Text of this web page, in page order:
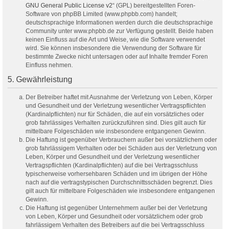
GNU General Public License v2“ (GPL) bereitgestellten Foren-
Software von phpBB Limited (www.phpbb.com) handelt;
deutschsprachige Informationen werden durch die deutschsprachige
Community unter www.phpbb.de zur Verfügung gestellt. Beide haben
keinen Einfluss auf die Art und Weise, wie die Software verwendet
wird. Sie können insbesondere die Verwendung der Software für
bestimmte Zwecke nicht untersagen oder auf Inhalte fremder Foren
Einfluss nehmen.
5. Gewährleistung
Der Betreiber haftet mit Ausnahme der Verletzung von Leben, Körper
und Gesundheit und der Verletzung wesentlicher Vertragspflichten
(Kardinalpflichten) nur für Schäden, die auf ein vorsätzliches oder
grob fahrlässiges Verhalten zurückzuführen sind. Dies gilt auch für
mittelbare Folgeschäden wie insbesondere entgangenen Gewinn.
Die Haftung ist gegenüber Verbrauchern außer bei vorsätzlichem oder
grob fahrlässigem Verhalten oder bei Schäden aus der Verletzung von
Leben, Körper und Gesundheit und der Verletzung wesentlicher
Vertragspflichten (Kardinalpflichten) auf die bei Vertragsschluss
typischerweise vorhersehbaren Schäden und im übrigen der Höhe
nach auf die vertragstypischen Durchschnittsschäden begrenzt. Dies
gilt auch für mittelbare Folgeschäden wie insbesondere entgangenen
Gewinn.
Die Haftung ist gegenüber Unternehmern außer bei der Verletzung
von Leben, Körper und Gesundheit oder vorsätzlichem oder grob
fahrlässigem Verhalten des Betreibers auf die bei Vertragsschluss